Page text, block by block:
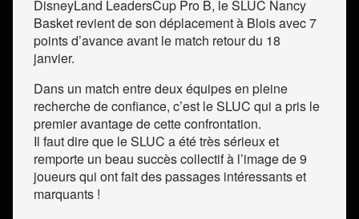
DisneyLand LeadersCup Pro B, le SLUC Nancy
Basket revient de son déplacement à Blois avec 7
points d’avance avant le match retour du 18
janvier.
Dans un match entre deux équipes en pleine
recherche de confiance, c’est le SLUC qui a pris le
premier avantage de cette confrontation.
Il faut dire que le SLUC a été très sérieux et
remporte un beau succès collectif à l’image de 9
joueurs qui ont fait des passages intéressants et
marquants !